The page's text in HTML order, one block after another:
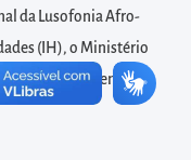
da Lusofonia Afro-
(IH), o Ministério
Gonzalez, Presente!”